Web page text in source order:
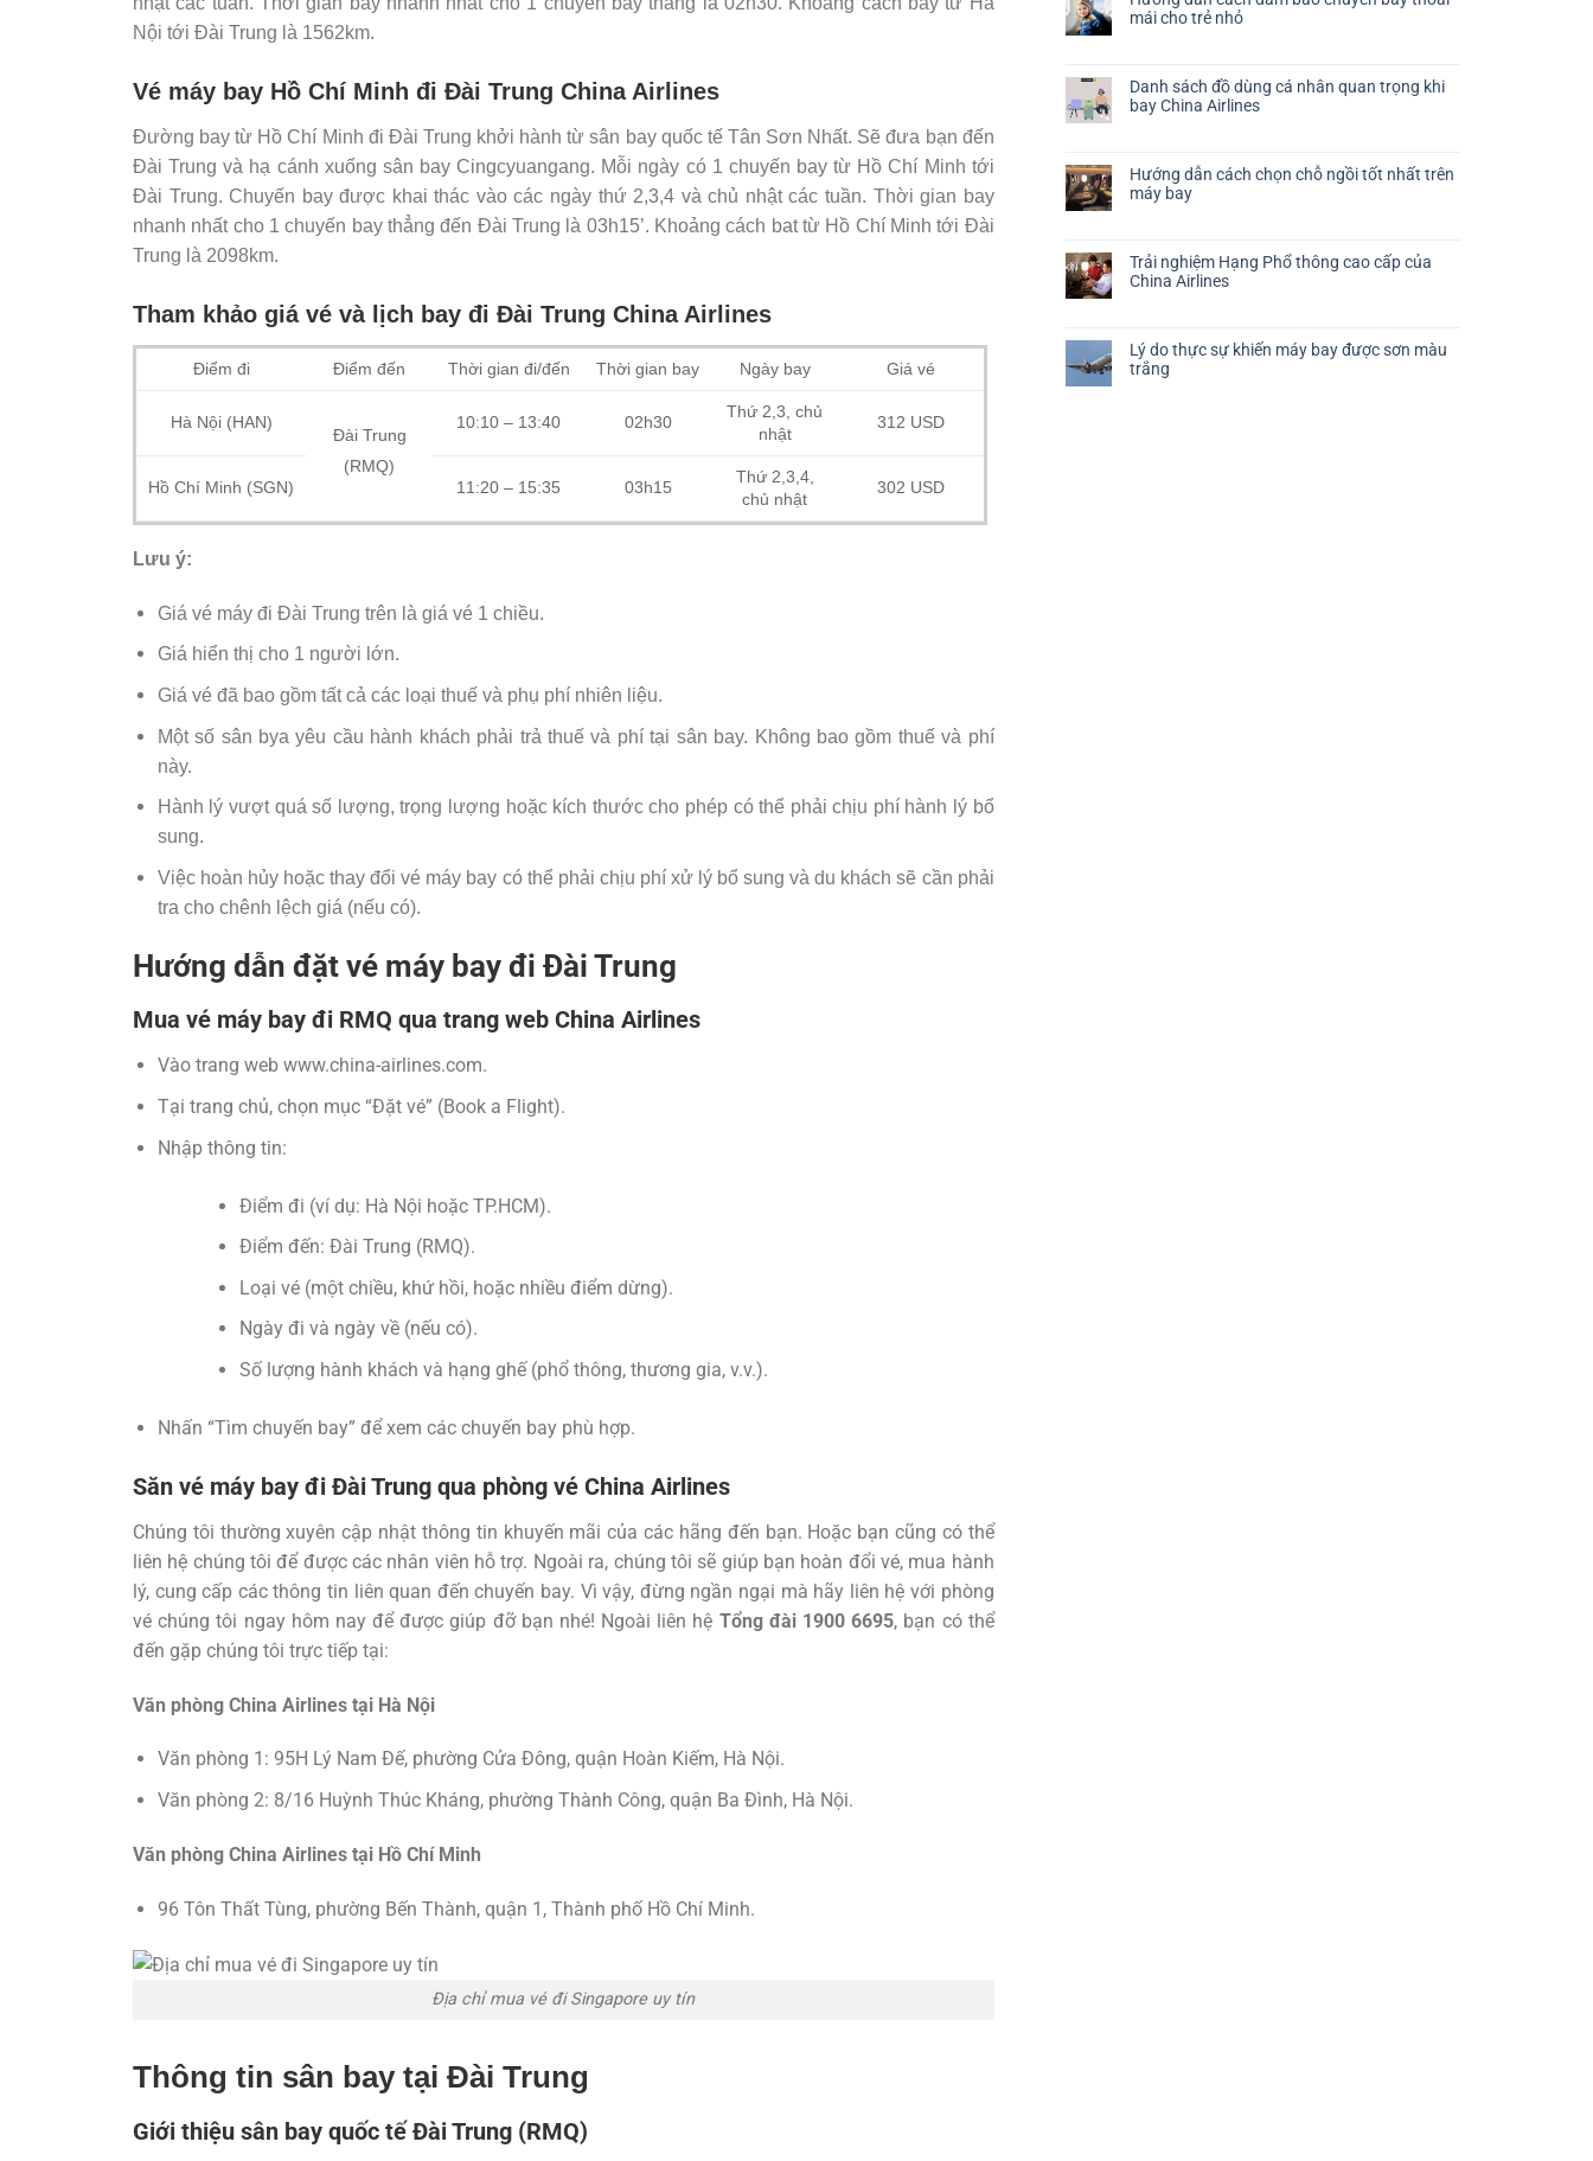
Nội tới Đài Trung là 1562km.
Vé máy bay Hồ Chí Minh đi Đài Trung China Airlines
Đường bay từ Hồ Chí Minh đi Đài Trung khởi hành từ sân bay quốc tế Tân Sơn Nhất. Sẽ đưa bạn đến
Đài Trung và hạ cánh xuống sân bay Cingcyuangang. Mỗi ngày có 1 chuyến bay từ Hồ Chí Minh tới
Đài Trung. Chuyến bay được khai thác vào các ngày thứ 2,3,4 và chủ nhật các tuần. Thời gian bay
nhanh nhất cho 1 chuyến bay thẳng đến Đài Trung là 03h15’. Khoảng cách bat từ Hồ Chí Minh tới Đài
Trung là 2098km.
Tham khảo giá vé và lịch bay đi Đài Trung China Airlines
Điểm đi Điểm đến Thời gian đi/đến Thời gian bay Ngày bay Giá vé
Hà Nội (HAN)
Đài Trung
(RMQ)
10:10 – 13:40 02h30
Thứ 2,3, chủ
nhật
312 USD
Hồ Chí Minh (SGN) 11:20 – 15:35 03h15
Thứ 2,3,4,
chủ nhật
302 USD
Lưu ý:
Giá vé máy đi Đài Trung trên là giá vé 1 chiều.
Giá hiển thị cho 1 người lớn.
Giá vé đã bao gồm tất cả các loại thuế và phụ phí nhiên liệu.
Một số sân bya yêu cầu hành khách phải trả thuế và phí tại sân bay. Không bao gồm thuế và phí
này.
Hành lý vượt quá số lượng, trọng lượng hoặc kích thước cho phép có thể phải chịu phí hành lý bổ
sung.
Việc hoàn hủy hoặc thay đổi vé máy bay có thể phải chịu phí xử lý bổ sung và du khách sẽ cần phải
tra cho chênh lệch giá (nếu có).
Hướng dẫn đặt vé máy bay đi Đài Trung
Mua vé máy bay đi RMQ qua trang web China Airlines
Vào trang web www.china-airlines.com.
Tại trang chủ, chọn mục “Đặt vé” (Book a Flight).
Nhập thông tin:
Điểm đi (ví dụ: Hà Nội hoặc TP.HCM).
Điểm đến: Đài Trung (RMQ).
Loại vé (một chiều, khứ hồi, hoặc nhiều điểm dừng).
Ngày đi và ngày về (nếu có).
Số lượng hành khách và hạng ghế (phổ thông, thương gia, v.v.).
Nhấn “Tìm chuyến bay” để xem các chuyến bay phù hợp.
Săn vé máy bay đi Đài Trung qua phòng vé China Airlines
Chúng tôi thường xuyên cập nhật thông tin khuyến mãi của các hãng đến bạn. Hoặc bạn cũng có thể
liên hệ chúng tôi để được các nhân viên hỗ trợ. Ngoài ra, chúng tôi sẽ giúp bạn hoàn đổi vé, mua hành
lý, cung cấp các thông tin liên quan đến chuyến bay. Vì vậy, đừng ngần ngại mà hãy liên hệ với phòng
vé chúng tôi ngay hôm nay để được giúp đỡ bạn nhé! Ngoài liên hệ Tổng đài 1900 6695, bạn có thể
đến gặp chúng tôi trực tiếp tại:
Văn phòng China Airlines tại Hà Nội
Văn phòng 1: 95H Lý Nam Đế, phường Cửa Đông, quận Hoàn Kiếm, Hà Nội.
Văn phòng 2: 8/16 Huỳnh Thúc Kháng, phường Thành Công, quận Ba Đình, Hà Nội.
Văn phòng China Airlines tại Hồ Chí Minh
96 Tôn Thất Tùng, phường Bến Thành, quận 1, Thành phố Hồ Chí Minh.
Địa chỉ mua vé đi Singapore uy tín
Thông tin sân bay tại Đài Trung
Giới thiệu sân bay quốc tế Đài Trung (RMQ)
mái cho trẻ nhỏ
cách
bay
thoải
nhỏ
Danh sách đồ dùng cá nhân quan trọng khi
bay China Airlines
sách
đồ
quan
trọng
Airlines
Hướng dẫn cách chọn chỗ ngồi tốt nhất trên
máy bay
dẫn
cách
nhất
Trải nghiệm Hạng Phổ thông cao cấp của
China Airlines
nghiệm
Hạng
Lý do thực sự khiến máy bay được sơn màu
trắng